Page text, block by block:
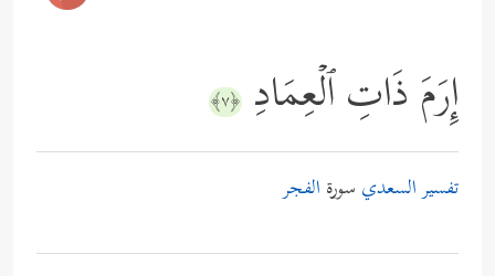
إِرَمَ ذَاتِ ٱلۡعِمَادِ ﴿٧﴾
تفسير السعدي سورة الفجر